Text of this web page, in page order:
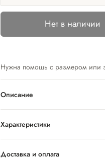
Нет в наличии
Нужна помощь с размером или
Описание
Характеристики
Доставка и оплата